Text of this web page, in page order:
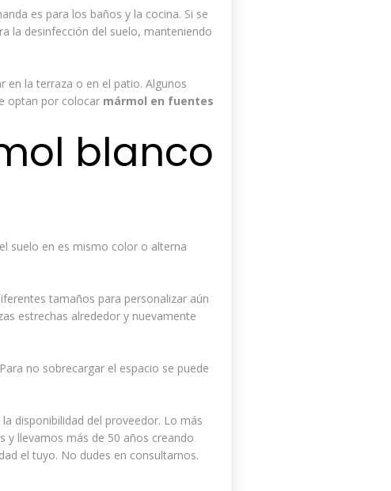
es para los baños y la cocina. Si se
la desinfección del suelo, manteniendo
en la terraza o en el patio. Algunos
optan por colocar mármol en fuentes
blanco
suelo en es mismo color o alterna
tamaños para personalizar aún
estrechas alrededor y nuevamente
no sobrecargar el espacio se puede
disponibilidad del proveedor. Lo más
y llevamos más de 50 años creando
el tuyo. No dudes en consultarnos.